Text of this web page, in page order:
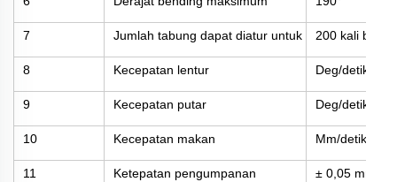
7 Jumlah tabung dapat diatur untuk setiap fitting
200 kali
8 Kecepatan lentur Deg/detik 120
9 Kecepatan putar Deg/detik 120
10 Kecepatan makan Mm/detik
11 Ketepatan pengumpanan ± 0,05 mm2